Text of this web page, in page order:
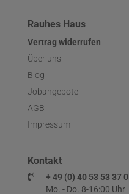
Rauhes Haus
Vertrag widerrufen
Über uns
Blog
Jobangebote
AGB
Impressum
Kontakt
+ 49 (0) 40 53 53 37 0
Mo. - Do. 8-16:00 Uhr